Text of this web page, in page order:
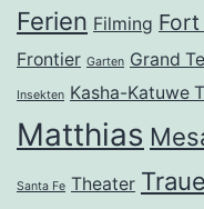
Ferien Filming
Frontier Garten Grand
Insekten Kasha-Katuwe
Matthias
Santa Fe Theater